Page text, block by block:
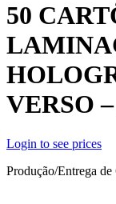
50
VERSO
Login to see prices
Produção/Entrega